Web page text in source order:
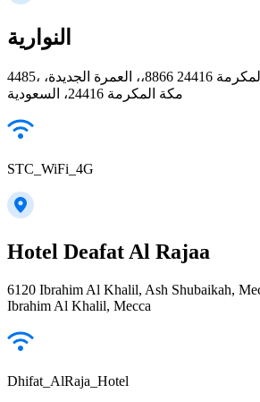
النوارية
4485، العمرة الجديدة، مكة المكرمة 24416 8866،، العمرة الجديدة،
مكة المكرمة 24416، السعودية
STC_WiFi_4G
Hotel Deafat Al Rajaa
6120 Ibrahim Al Khalil, Ash Shubaikah,
Ibrahim Al Khalil, Mecca
Dhifat_AlRaja_Hotel